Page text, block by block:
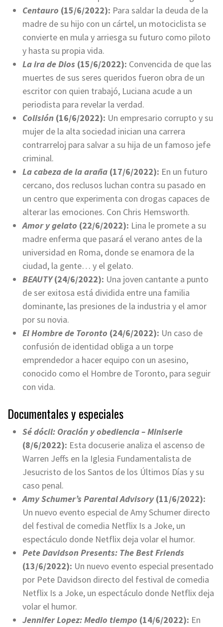
Centauro (15/6/2022): Para saldar la deuda de la
madre de su hijo con un cártel, un motociclista se
convierte en mula y arriesga su futuro como piloto
y hasta su propia vida.
La ira de Dios (15/6/2022): Convencida de que las
muertes de sus seres queridos fueron obra de un
escritor con quien trabajó, Luciana acude a un
periodista para revelar la verdad.
Colisión (16/6/2022): Un empresario corrupto y su
mujer de la alta sociedad inician una carrera
contrarreloj para salvar a su hija de un famoso jefe
criminal.
La cabeza de la araña (17/6/2022): En un futuro
cercano, dos reclusos luchan contra su pasado en
un centro que experimenta con drogas capaces de
alterar las emociones. Con Chris Hemsworth.
Amor y gelato (22/6/2022): Lina le promete a su
madre enferma que pasará el verano antes de la
universidad en Roma, donde se enamora de la
ciudad, la gente… y el gelato.
BEAUTY(24/6/2022): Una joven cantante a punto
de ser exitosa está dividida entre una familia
dominante, las presiones de la industria y el amor
por su novia.
El Hombre de Toronto (24/6/2022): Un caso de
confusión de identidad obliga a un torpe
emprendedor a hacer equipo con un asesino,
conocido como el Hombre de Toronto, para seguir
con vida.
Documentales y especiales
Sé dócil: Oración y obediencia – Miniserie
(8/6/2022): Esta docuserie analiza el ascenso de
Warren Jeffs en la Iglesia Fundamentalista de
Jesucristo de los Santos de los Últimos Días y su
caso penal.
Amy Schumer’s Parental Advisory(11/6/2022):
Un nuevo evento especial de Amy Schumer directo
del festival de comedia Netflix Is a Joke, un
espectáculo donde Netflix deja volar el humor.
Pete Davidson Presents: The Best Friends
(13/6/2022): Un nuevo evento especial presentado
por Pete Davidson directo del festival de comedia
Netflix Is a Joke, un espectáculo donde Netflix deja
volar el humor.
Jennifer Lopez: Medio tiempo (14/6/2022): En